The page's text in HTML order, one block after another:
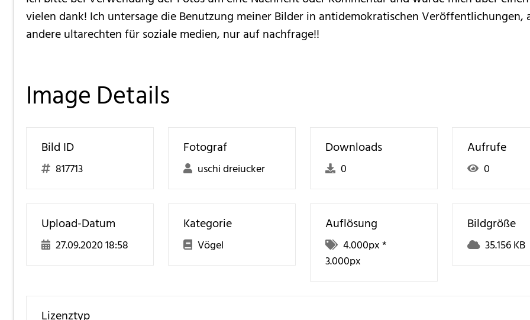
vielen dank! Ich untersage die Benutzung meiner Bilder in antidemokratischen Veröffentlichungen,
andere ultarechten für soziale medien, nur auf nachfrage!!
Image Details
Bild ID
817713
Fotograf
uschi dreiucker
Downloads
0
Aufrufe
0
Upload-Datum
27.09.2020 18:58
Kategorie
Vögel
Auflösung
4.000px *
3.000px
Bildgröße
35.156 KB
Lizenztyp